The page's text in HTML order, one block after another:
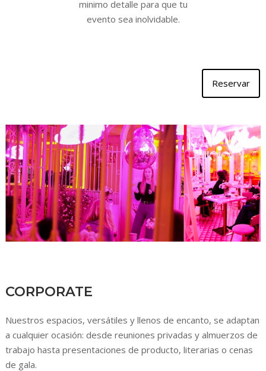
minimo detalle para que tu
evento sea inolvidable.
Reservar
CORPORATE
Nuestros espacios, versátiles y llenos de encanto, se adaptan
a cualquier ocasión: desde reuniones privadas y almuerzos de
trabajo hasta presentaciones de producto, literarias o cenas
de gala.